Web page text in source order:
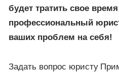
будет тратить свое
профессиональный
ваших проблем на себя!
Задать вопрос юристу